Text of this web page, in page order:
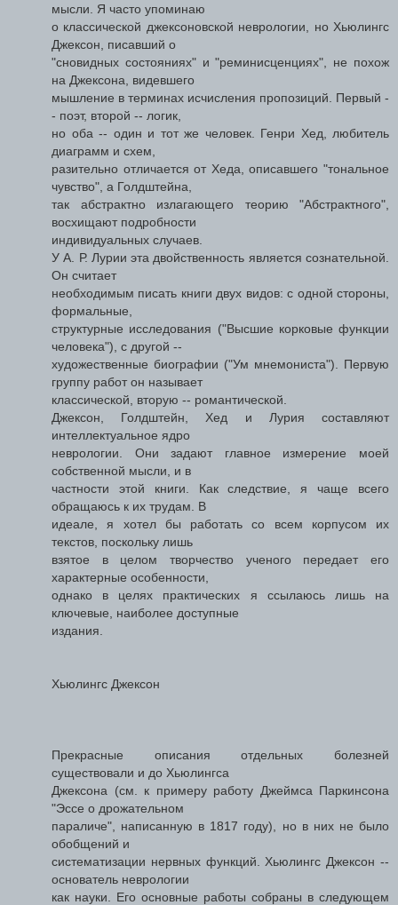
мысли. Я часто упоминаю
о классической джексоновской неврологии, но Хьюлингс
Джексон, писавший о
"сновидных состояниях" и "реминисценциях", не похож
на Джексона, видевшего
мышление в терминах исчисления пропозиций. Первый -
- поэт, второй -- логик,
но оба -- один и тот же человек. Генри Хед, любитель
диаграмм и схем,
разительно отличается от Хеда, описавшего "тональное
чувство", а Голдштейна,
так абстрактно излагающего теорию "Абстрактного",
восхищают подробности
индивидуальных случаев.
У А. Р. Лурии эта двойственность является сознательной.
Он считает
необходимым писать книги двух видов: с одной стороны,
формальные,
структурные исследования ("Высшие корковые функции
человека"), с другой --
художественные биографии ("Ум мнемониста"). Первую
группу работ он называет
классической, вторую -- романтической.
Джексон, Голдштейн, Хед и Лурия составляют
интеллектуальное ядро
неврологии. Они задают главное измерение моей
собственной мысли, и в
частности этой книги. Как следствие, я чаще всего
обращаюсь к их трудам. В
идеале, я хотел бы работать со всем корпусом их
текстов, поскольку лишь
взятое в целом творчество ученого передает его
характерные особенности,
однако в целях практических я ссылаюсь лишь на
ключевые, наиболее доступные
издания.
Хьюлингс Джексон
Прекрасные описания отдельных болезней
существовали и до Хьюлингса
Джексона (см. к примеру работу Джеймса Паркинсона
"Эссе о дрожательном
параличе", написанную в 1817 году), но в них не было
обобщений и
систематизации нервных функций. Хьюлингс Джексон --
основатель неврологии
как науки. Его основные работы собраны в следующем